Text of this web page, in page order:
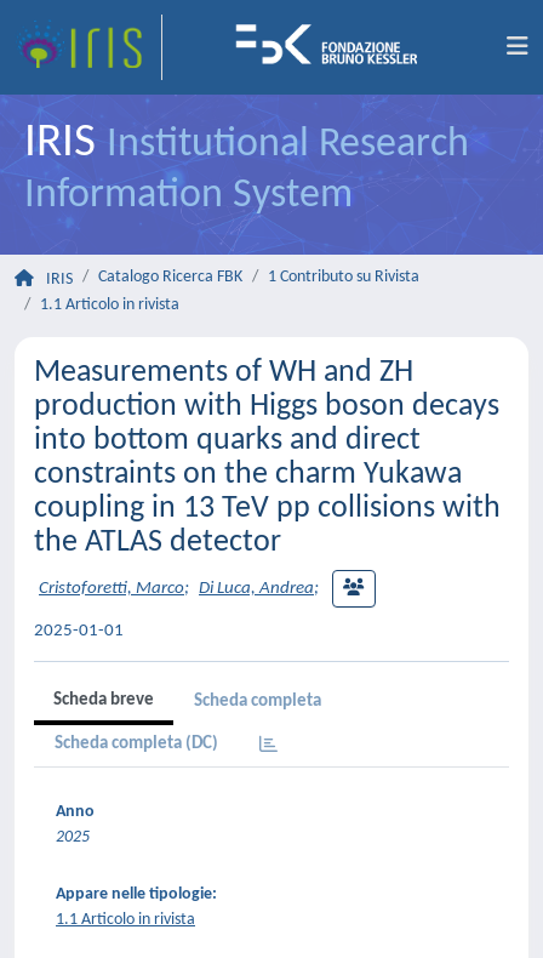
IRIS Institutional Research
Information System
IRIS Catalogo Ricerca FBK
1 Contributo su Rivista
1.1 Articolo in rivista
Measurements of WH and ZH
production with Higgs boson decays
into bottom quarks and direct
constraints on the charm Yukawa
coupling in 13 TeV pp collisions with
the ATLAS detector
Cristoforetti, Marco; Di Luca, Andrea;
2025-01-01
Scheda breve Scheda completa
Scheda completa (DC)
Anno
2025
Appare nelle tipologie:
1.1 Articolo in rivista